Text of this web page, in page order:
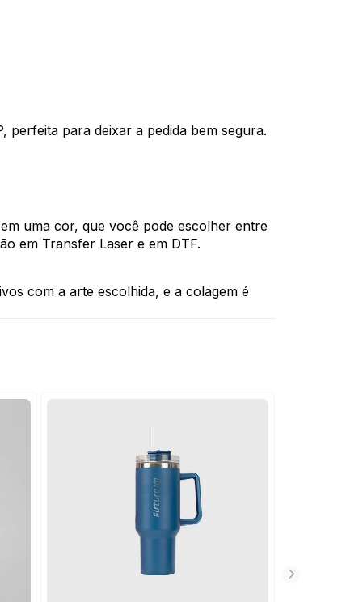
perfeita para deixar a pedida bem segura.
uma cor, que você pode escolher entre
em Transfer Laser e em DTF.
com a arte escolhida, e a colagem é